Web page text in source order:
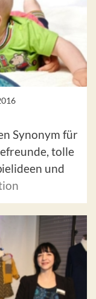
Synonym für
tolle
und